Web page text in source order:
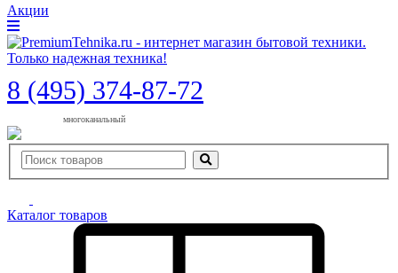
Акции
8 (495) 374-87-72
многоканальный
Каталог товаров